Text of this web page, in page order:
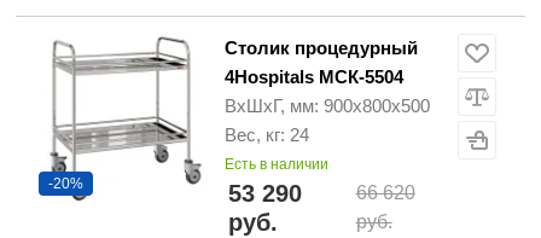
-20%
Столик процедурный
4Hospitals МСК-5504
ВхШхГ, мм: 900х800х500
Вес, кг: 24
Есть в наличии
53 290
руб.
66 620
руб.